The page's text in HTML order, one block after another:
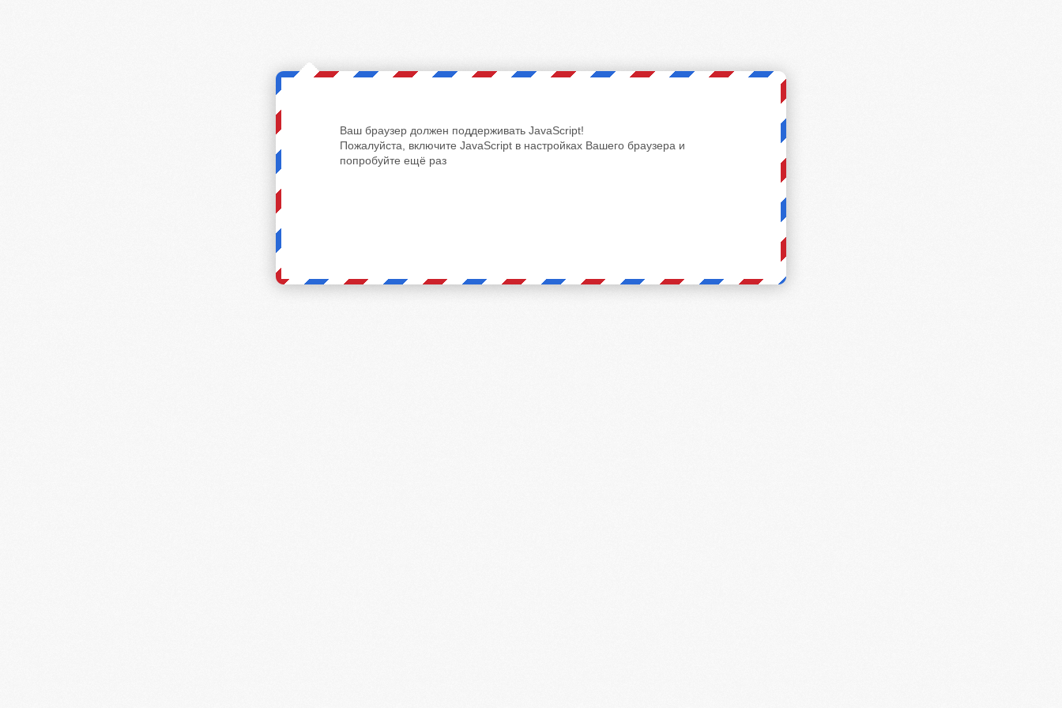
Ваш браузер должен поддерживать JavaScript!
Пожалуйста, включите JavaScript в настройках Вашего браузера и
попробуйте ещё раз